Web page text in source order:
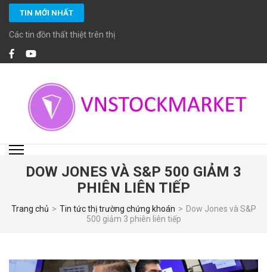
Bỏ
qua
nội
TIN MỚI NHẤT
Các tin đồn thất thiệt trên thị trường chứng khoán
VNSTOCKMARKET
chuyên viên đầu tư chứng khoán cao cấp CFA, MBA… giàu kinh nghiệm và
đặc biệt cam kết tuân thủ các chuẩn mực đầu tư, tiêu chuẩn đạo đức cao
trong nghề nghiệp.
DOW JONES VÀ S&P 500 GIẢM 3
PHIÊN LIÊN TIẾP
Trang chủ > Tin tức thị trường chứng khoán > Dow Jones và S&P
500 giảm 3 phiên liên tiếp